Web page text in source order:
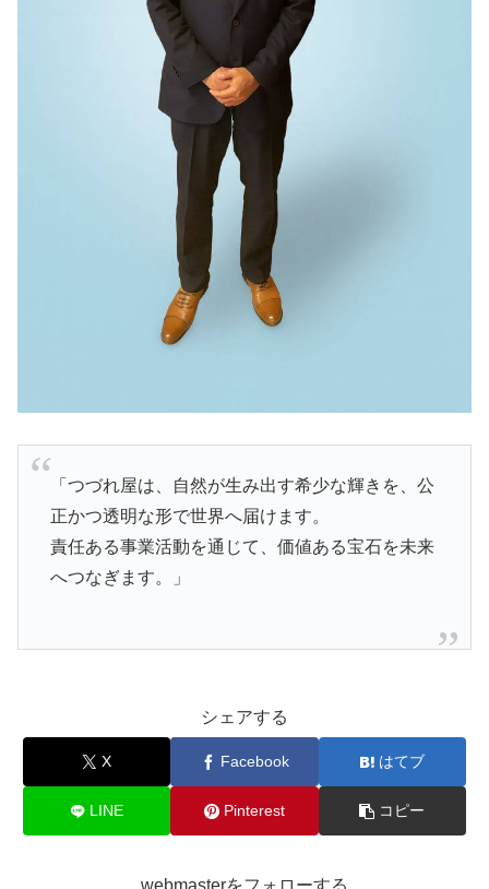
「つづれ屋は、自然が生み出す希少な輝きを、公
正かつ透明な形で世界へ届けます。
責任ある事業活動を通じて、価値ある宝石を未来
へつなぎます。」
シェアする
X Facebook はてブ
LINE Pinterest コピー